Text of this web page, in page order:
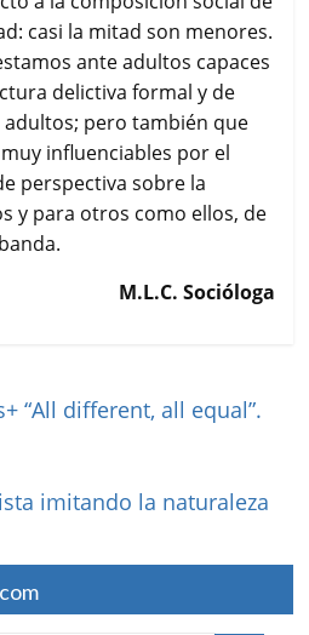
casi la mitad son menores.
ante adultos capaces
delictiva formal y de
pero también que
influenciables por el
perspectiva sobre la
y para otros como ellos, de
M.L.C. Socióloga
“All different, all equal”.
imitando la naturaleza